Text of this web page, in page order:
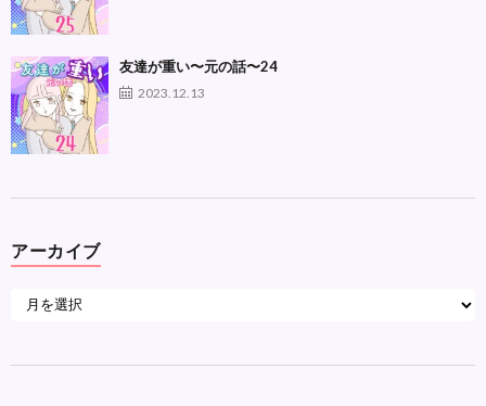
友達が重い〜元の話〜24
2023.12.13
アーカイブ